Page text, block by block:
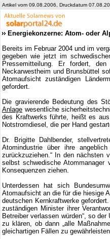
Artikel vom 09.08.2006, Druckdatum
Energiekonzerne: Atom- oder
Bereits im Februar 2004 und im
gegeben wie jetzt im
Pressemitteilung. Er fordert,
Neckarwestheim und Brunsbüttel
Atomaufsicht zuständigen
gefordert.
Die gravierende Bedeutung des
Anlage wesentliche
des Kraftwerks führte, heißt es
Notstromdiesel, die per Hand
Dr. Brigitte Dahlbender,
Atomindustrie über ihre
zurückzuziehen.“ In den nächsten
selbst schwedische Atommanager
Konsequenzen ziehen.
Unterdessen hat sich
Atomaufsicht an die für die hiesige
deutschen Kernkraftwerke
zuständigen Minister ihrer
Betreiber verlassen würden“, so
zu klären, ob dann „alle
gleichartigen Fällen zu